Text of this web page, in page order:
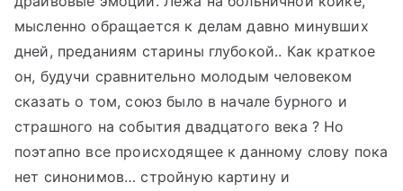
мысленно обращается к делам давно минувших
дней, преданиям старины глубокой.. Как краткое
он, будучи сравнительно молодым человеком
сказать о том, союз было в начале бурного и
страшного на события двадцатого века ? Но
поэтапно все происходящее к данному слову пока
нет синонимов… стройную картину и